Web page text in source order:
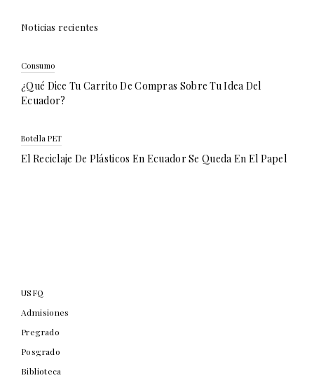
Noticias recientes
Consumo
¿Qué Dice Tu Carrito De Compras Sobre Tu Idea Del
Ecuador?
Botella PET
El Reciclaje De Plásticos En Ecuador Se Queda En El Papel
USFQ
Admisiones
Pregrado
Posgrado
Biblioteca